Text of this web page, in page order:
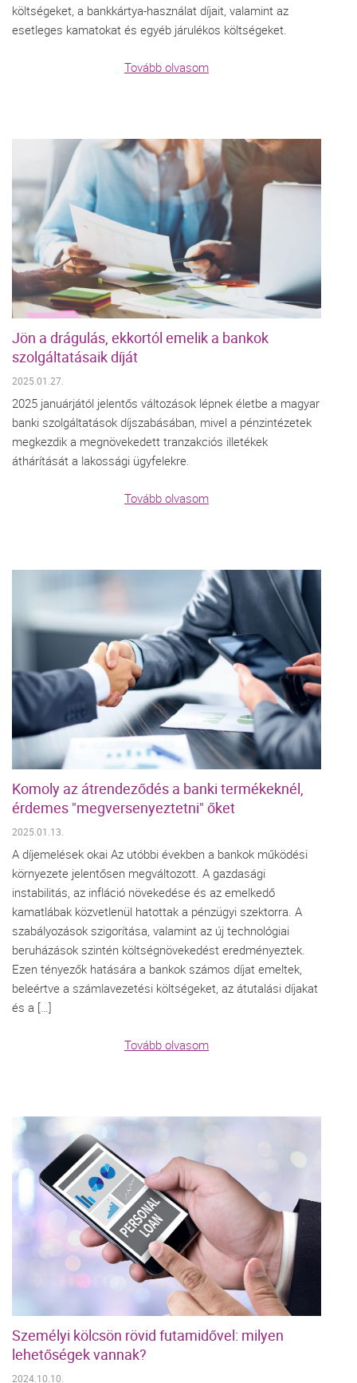
költségeket, a bankkártya-használat díjait, valamint az
esetleges kamatokat és egyéb járulékos költségeket.
Tovább olvasom
Jön a drágulás, ekkortól emelik a bankok
szolgáltatásaik díját
2025.01.27.
2025 januárjától jelentős változások lépnek életbe a magyar
banki szolgáltatások díjszabásában, mivel a pénzintézetek
megkezdik a megnövekedett tranzakciós illetékek
áthárítását a lakossági ügyfelekre.
Tovább olvasom
Komoly az átrendeződés a banki termékeknél,
érdemes "megversenyeztetni" őket
2025.01.13.
A díjemelések okai Az utóbbi években a bankok működési
környezete jelentősen megváltozott. A gazdasági
instabilitás, az infláció növekedése és az emelkedő
kamatlábak közvetlenül hatottak a pénzügyi szektorra. A
szabályozások szigorítása, valamint az új technológiai
beruházások szintén költségnövekedést eredményeztek.
Ezen tényezők hatására a bankok számos díjat emeltek,
beleértve a számlavezetési költségeket, az átutalási díjakat
és a […]
Tovább olvasom
Személyi kölcsön rövid futamidővel: milyen
lehetőségek vannak?
2024.10.10.